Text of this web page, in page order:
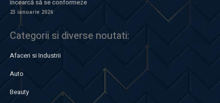
încearcă să se conformeze
23 ianuarie 2026
Categorii si diverse noutati:
Afaceri si Industrii
Auto
Beauty